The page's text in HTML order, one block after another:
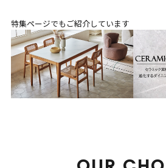
特集ページでもご紹介しています